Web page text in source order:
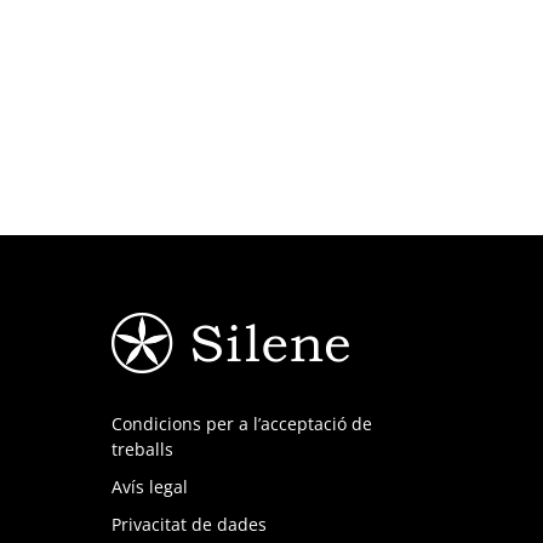
Condicions per a l’acceptació de
treballs
Avís legal
Privacitat de dades